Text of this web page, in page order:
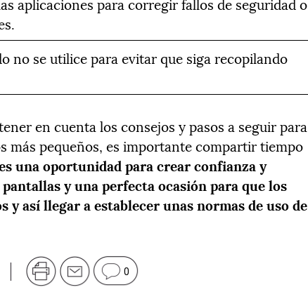
no se utilice para evitar que siga recopilando
en cuenta los consejos y pasos a seguir para
más pequeños, es importante compartir tiempo
una oportunidad para crear confianza y
y una perfecta ocasión para que los
y así llegar a establecer unas normas de uso de
0